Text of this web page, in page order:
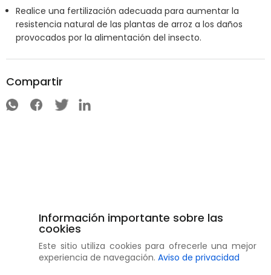
Realice una fertilización adecuada para aumentar la
resistencia natural de las plantas de arroz a los daños
provocados por la alimentación del insecto.
Compartir
Información importante sobre las
cookies
Este sitio utiliza cookies para ofrecerle una mejor
experiencia de navegación. Aviso de privacidad